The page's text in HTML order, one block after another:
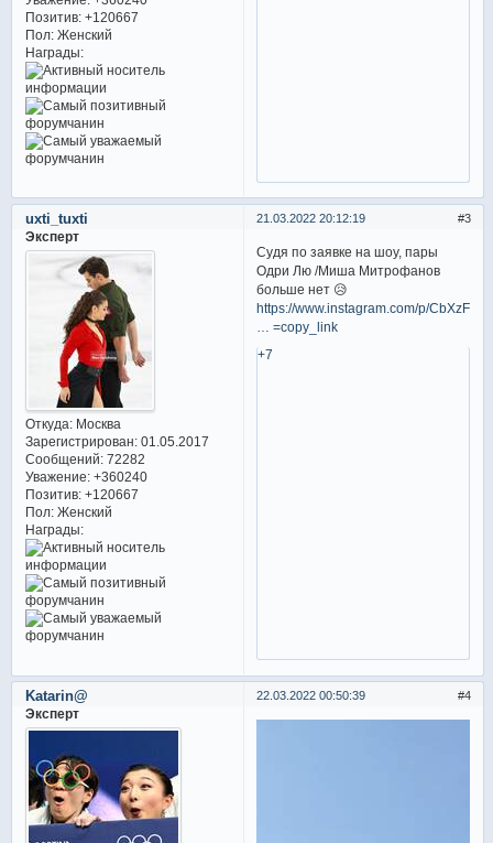
Позитив: +120667
Пол:Женский
Награды:
3
21.03.2022 20:12:19
uxti_tuxti
Эксперт
Откуда:Москва
Зарегистрирован: 01.05.2017
Сообщений:72282
Уважение: +360240
Позитив: +120667
Пол:Женский
Награды:
Судя по заявке на шоу, пары
Одри Лю /Миша Митрофанов
больше нет 😥
https://www.instagram.com/p/
… =copy_link
+7
4
22.03.2022 00:50:39
Katarin@
Эксперт